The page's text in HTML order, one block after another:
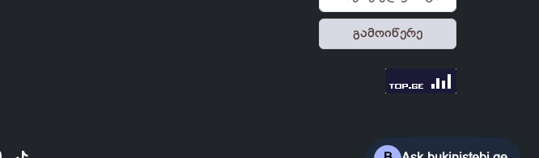
გამოიწერე